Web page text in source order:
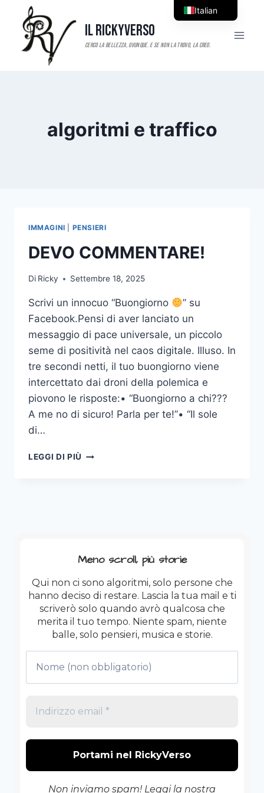
contenuto
Il RickyVerso
algoritmi e traffico
IMMAGINI PENSIERI
DEVO COMMENTARE!
Di Ricky Settembre 18, 2025
Scrivi un innocuo “Buongiorno
” su
Facebook.Pensi di aver lanciato un
messaggio di pace universale, un piccolo
seme di positività nel caos digitale. Illuso. In
tre secondi netti, il tuo buongiorno viene
intercettato dai droni della polemica e
piovono le risposte:• “Buongiorno a chi???
A me no di sicuro! Parla per te!”• “Il sole
di…
LEGGI DI PIÙ DEVO
Meno scroll, più storie
Qui non ci sono algoritmi, solo persone che
hanno deciso di restare. Lascia la tua mail e ti
scriverò solo quando avrò qualcosa che
merita il tuo tempo. Niente spam, niente
balle, solo pensieri, musica e storie.
Non inviamo spam! Leggi la nostra
Italian